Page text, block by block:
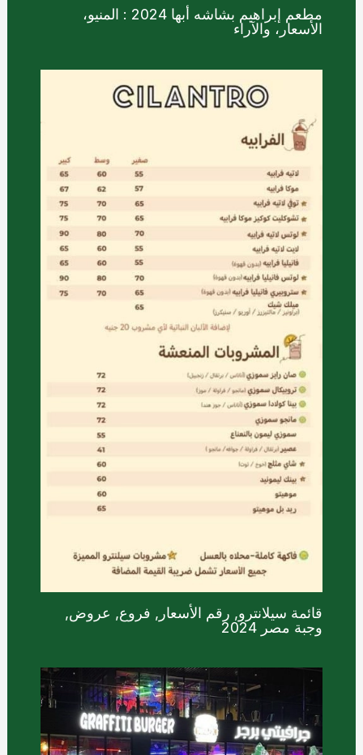
مطعم إبراهيم بشاشه أبها 2024 : المنيو،
الأسعار، والآراء
قائمة سيلانترو, رقم الأسعار, فروع, عروض,
وجبة مصر 2024